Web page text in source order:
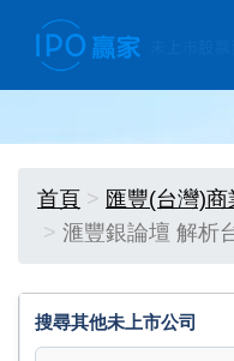
首頁 匯豐(台灣)
滙豐銀論壇 解析
搜尋其他未上市公司
搜尋其他未上市公司